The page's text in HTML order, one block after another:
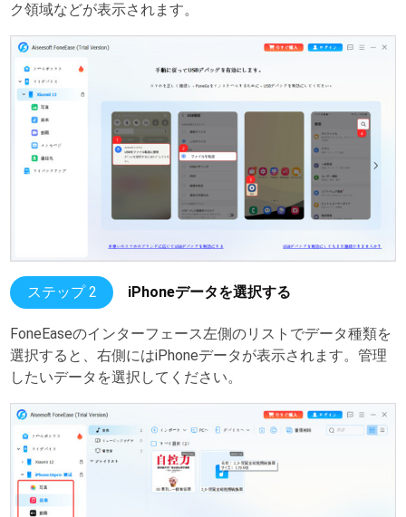
ク領域などが表示されます。
ステップ 2 iPhoneデータを選択する
FoneEaseのインターフェース左側のリストでデータ種類を
選択すると、右側にはiPhoneデータが表示されます。管理
したいデータを選択してください。